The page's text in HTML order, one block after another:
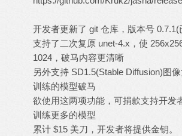
开发者更新了 git 仓库，版本号
支持了二次复原 unet-4.x，使
1024，破马内容更清晰
另外支持 SD1.5(Stable Diffusion)图
训练的模型破马
欲使用这两项功能，可捐款支持开发
训练更多的模型
累计 $15 美刀，开发者将提供金钥。